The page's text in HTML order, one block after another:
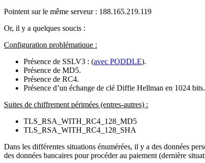
Pointent sur le même serveur : 188.165.219.119
Or, il y a quelques soucis :
Configuration problématique :
Présence de SSLV3 : (avec PODDLE).
Présence de MD5.
Présence de RC4.
Présence d’un échange de clé Diffie Hellman en 1024 bits.
Suites de chiffrement périmées (entres-autres) :
TLS_RSA_WITH_RC4_128_MD5
TLS_RSA_WITH_RC4_128_SHA
Dans les différentes situations énumérées, il y a des données
des données bancaires pour procéder au paiement (dernière